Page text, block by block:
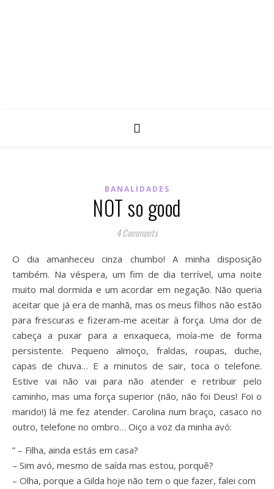
BANALIDADES
NOT so good
4 Comments
O dia amanheceu cinza chumbo! A minha disposição
também. Na véspera, um fim de dia terrível, uma noite
muito mal dormida e um acordar em negação. Não queria
aceitar que já era de manhã, mas os meus filhos não estão
para frescuras e fizeram-me aceitar à força. Uma dor de
cabeça a puxar para a enxaqueca, moía-me de forma
persistente. Pequeno almoço, fraldas, roupas, duche,
capas de chuva… E a minutos de sair, toca o telefone.
Estive vai não vai para não atender e retribuir pelo
caminho, mas uma força superior (não, não foi Deus! Foi o
marido!) lá me fez atender. Carolina num braço, casaco no
outro, telefone no ombro… Oiço a voz da minha avó:
” – Filha, ainda estás em casa?
– Sim avó, mesmo de saída mas estou, porquê?
– Olha, porque a Gilda hoje não tem o que fazer, falei com